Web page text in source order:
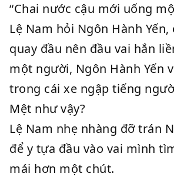
“Chai nước cậu mới uống
Lệ Nam hỏi Ngôn Hành
quay đầu nên đầu vai hắn
một người, Ngôn Hành Yến
trong cái xe ngập tiếng
Mệt như vậy?
Lệ Nam nhẹ nhàng đỡ trán
để y tựa đầu vào vai mình
mái hơn một chút.